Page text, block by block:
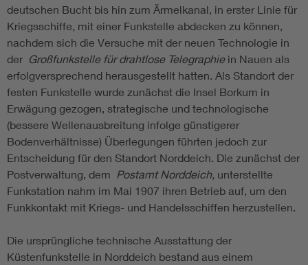
deutschen Bucht bis hin zum Ärmelkanal, in erster Linie für
Kriegsschiffe, mit einer Funkstelle abdecken zu können,
nachdem sich die Versuche mit der neuen Technologie in
der Großfunkstelle für drahtlose Telegraphiein Nauen als
erfolgversprechend herausgestellt hatten. Als Standort der
festen Funkstelle wurde zunächst die Insel Borkum in
Erwägung gezogen, strategische und technologische
(bessere Wellenausbreitung infolge günstigerer
Bodenverhältnisse) Überlegungen führten jedoch zur
Entscheidung für den Standort Norddeich. Die zunächst der
Postverwaltung, dem Postamt Norddeich, unterstellte
Funkstation nahm im Mai 1907 ihren Betrieb auf, um den
Funkkontakt mit Kriegs- und Handelsschiffen herzustellen.
Die ursprüngliche technische Ausstattung der
Küstenfunkstelle in Norddeich bestand aus einem